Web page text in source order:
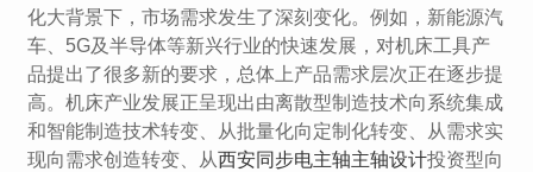
化大背景下，市场需求发生了深刻变化。例如，新能源汽
车、5G及半导体等新兴行业的快速发展，对机床工具产
品提出了很多新的要求，总体上产品需求层次正在逐步提
高。机床产业发展正呈现出由离散型制造技术向系统集成
和智能制造技术转变、从批量化向定制化转变、从需求实
现向需求创造转变、从西安同步电主轴主轴设计投资型向